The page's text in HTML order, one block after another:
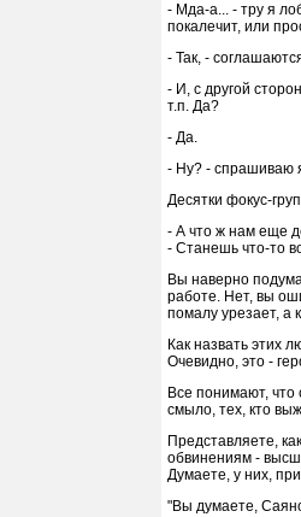
- Мда-а... - тру я
покалечит, или
- Так, -
- И, с другой
т.п. Да?
- Да.
- Ну? - спрашиваю
Десятки фокус-
- А что ж нам еще
- Станешь что-то
Вы наверно
работе. Нет, вы
помалу урезает, а
Как назвать этих
Очевидно, это -
Все понимают, что
смыло, тех, кто
Представляете,
обвинениям -
Думаете, у них,
"Вы думаете,